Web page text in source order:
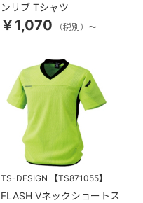
ンリブ Tシャツ
￥1,070 （税別）～
TS-DESIGN 【TS871055】
FLASH Vネックショートス